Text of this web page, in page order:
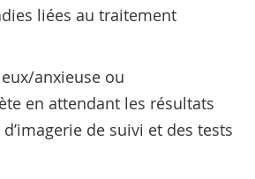
liées au traitement
anxieuse ou
en attendant les résultats
de suivi et des tests